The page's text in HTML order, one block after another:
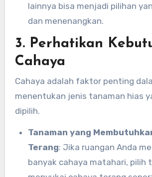
lainnya bisa menjadi pilihan
dan menenangkan.
3. Perhatikan
Cahaya
Cahaya adalah faktor penting
menentukan jenis tanaman hias
dipilih.
Tanaman yang
Terang: Jika ruangan Anda
banyak cahaya matahari, pilih